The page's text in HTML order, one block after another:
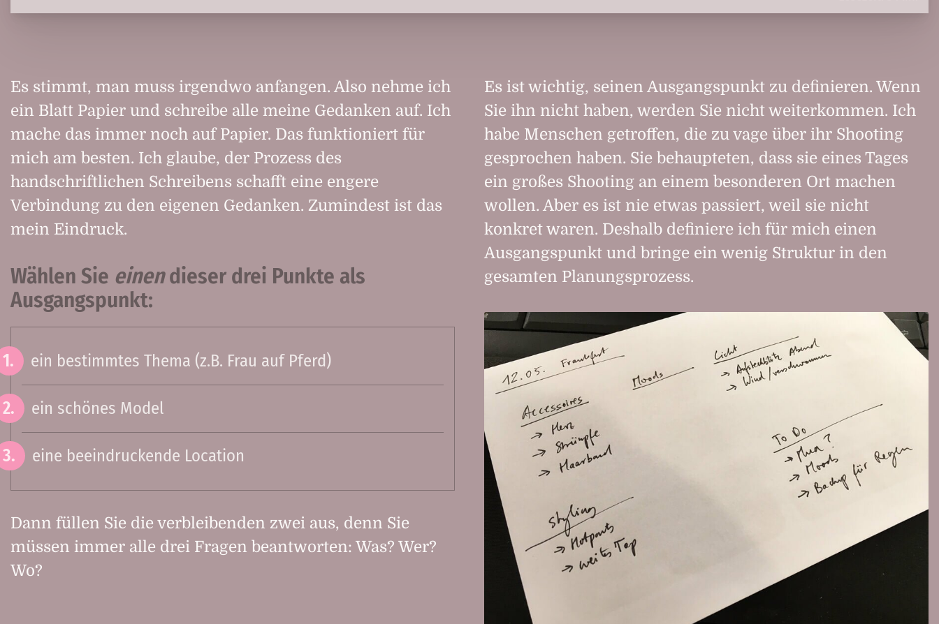
Es stimmt, man muss irgendwo anfangen. Also nehme ich
ein Blatt Papier und schreibe alle meine Gedanken auf. Ich
mache das immer noch auf Papier. Das funktioniert für
mich am besten. Ich glaube, der Prozess des
handschriftlichen Schreibens schafft eine engere
Verbindung zu den eigenen Gedanken. Zumindest ist das
mein Eindruck.
Wählen Sie einendieser drei Punkte als
Ausgangspunkt:
ein bestimmtes Thema (z.B. Frau auf Pferd)
ein schönes Model
eine beeindruckende Location
Dann füllen Sie die verbleibenden zwei aus, denn Sie
müssen immer alle drei Fragen beantworten: Was? Wer?
Wo?
Es ist wichtig, seinen Ausgangspunkt zu definieren. Wenn
Sie ihn nicht haben, werden Sie nicht weiterkommen. Ich
habe Menschen getroffen, die zu vage über ihr Shooting
gesprochen haben. Sie behaupteten, dass sie eines Tages
ein großes Shooting an einem besonderen Ort machen
wollen. Aber es ist nie etwas passiert, weil sie nicht
konkret waren. Deshalb definiere ich für mich einen
Ausgangspunkt und bringe ein wenig Struktur in den
gesamten Planungsprozess.